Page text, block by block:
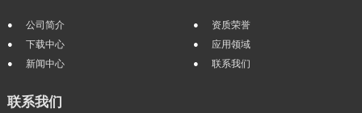
公司简介
资质荣誉
下载中心
应用领域
新闻中心
联系我们
联系我们